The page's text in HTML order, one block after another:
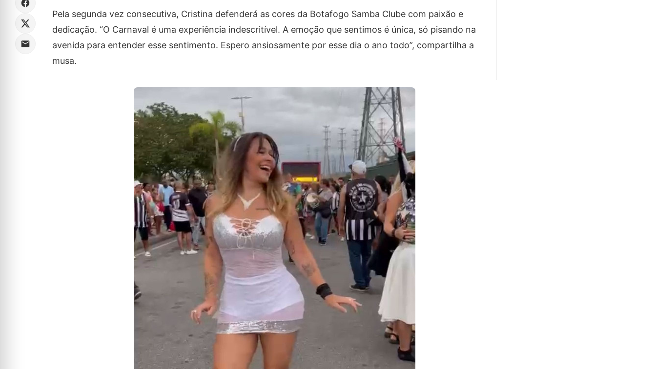
Pela segunda vez consecutiva, Cristina defenderá as cores da Botafogo Samba Clube com paixão e
dedicação. “O Carnaval é uma experiência indescritível. A emoção que sentimos é única, só pisando na
avenida para entender esse sentimento. Espero ansiosamente por esse dia o ano todo”, compartilha a
musa.